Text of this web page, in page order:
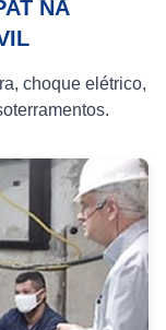
NA
choque elétrico,